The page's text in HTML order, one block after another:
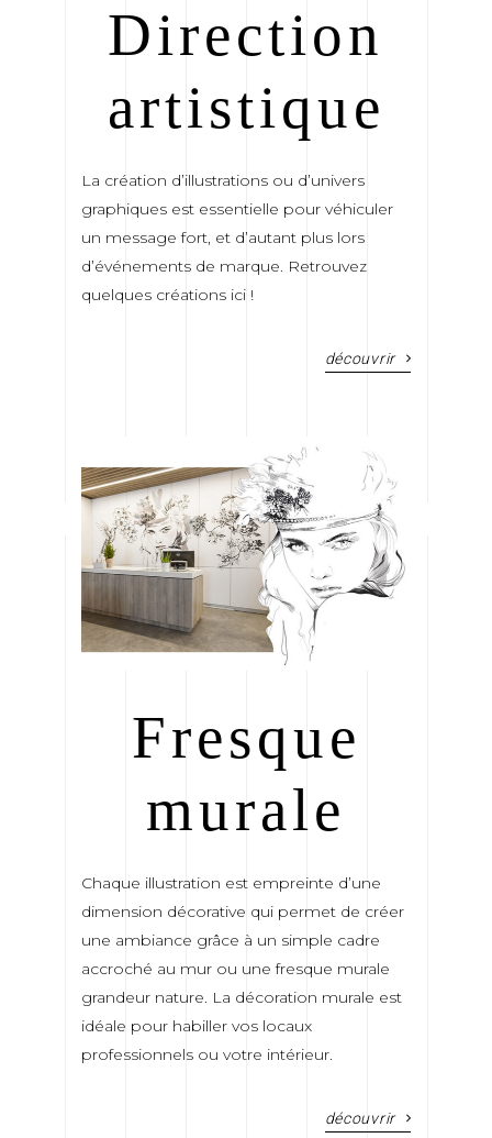
Direction
artistique
La création d’illustrations ou d’univers
graphiques est essentielle pour véhiculer
un message fort, et d’autant plus lors
d’événements de marque. Retrouvez
quelques créations ici !
découvrir
Fresque
murale
Chaque illustration est empreinte d’une
dimension décorative qui permet de créer
une ambiance grâce à un simple cadre
accroché au mur ou une fresque murale
grandeur nature. La décoration murale est
idéale pour habiller vos locaux
professionnels ou votre intérieur.
découvrir